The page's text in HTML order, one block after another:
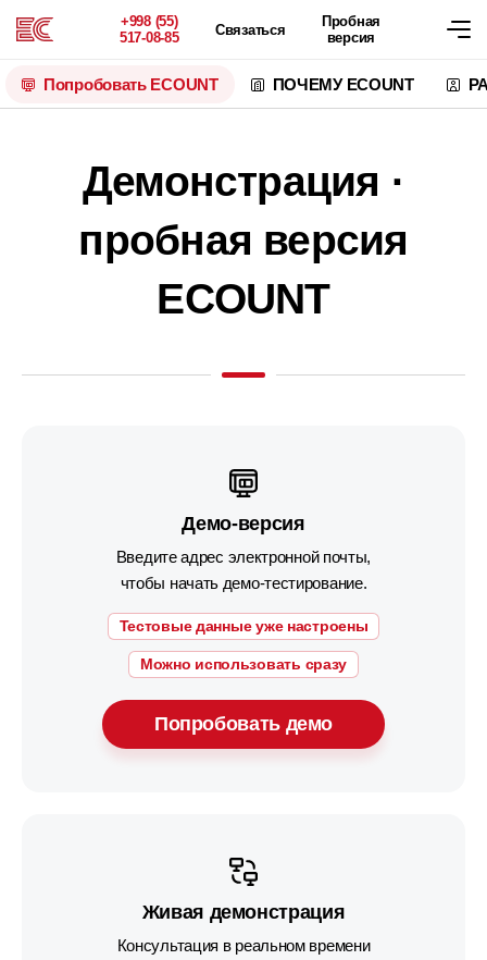
+998 (55)
517-08-85
Связаться
Пробная
версия
ПопробоватьECOUNT ПОЧЕМУ ECOUNT
Демонстрация ·
пробная версия
ECOUNT
Демо-версия
Введите адрес электронной почты,
чтобы начать демо-тестирование.
Тестовые данные уже настроены
Можно использовать сразу
Попробовать демо
Живая демонстрация
Консультация в реальном времени